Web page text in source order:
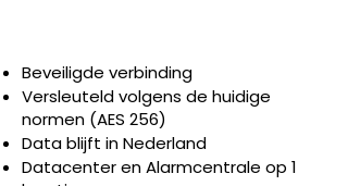
Beveiligde verbinding
Versleuteld volgens de huidige
normen (AES 256)
Data blijft in Nederland
Datacenter en Alarmcentrale op 1